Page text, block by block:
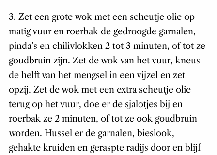
3. Zet een grote wok met een scheutje olie op
matig vuur en roerbak de gedroogde garnalen,
pinda’s en chilivlokken 2 tot 3 minuten, of tot ze
goudbruin zijn. Zet de wok van het vuur, kneus
de helft van het mengsel in een vijzel en zet
opzij. Zet de wok met een extra scheutje olie
terug op het vuur, doe er de sjalotjes bij en
roerbak ze 2 minuten, of tot ze ook goudbruin
worden. Hussel er de garnalen, bieslook,
gehakte kruiden en geraspte radijs door en blijf